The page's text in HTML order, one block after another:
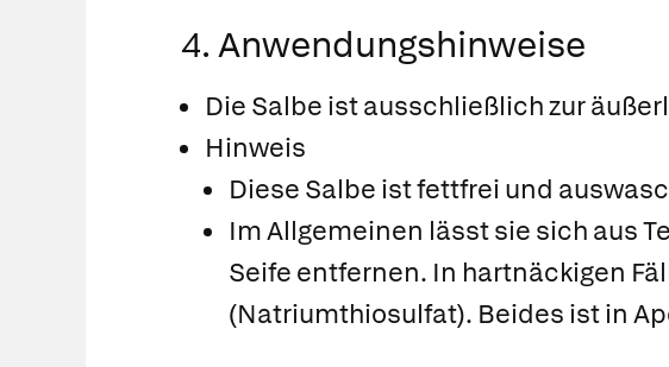
4. Anwendungshinweise
Die Salbe ist ausschließlich zur
Hinweis
Diese Salbe ist fettfrei und
Im Allgemeinen lässt sie sich aus
Seife entfernen. In hartnäckigen
(Natriumthiosulfat). Beides ist in